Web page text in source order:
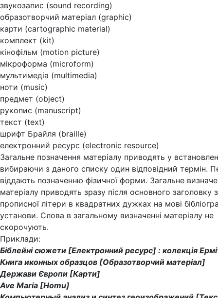
звукозапис (sound recording)
образотворчий матеріал (graphic)
карти (cartographic material)
комплект (kit)
кінофільм (motion picture)
мікроформа (microform)
мультимедіа (multimedia)
ноти (music)
предмет (object)
рукопис (manuscript)
текст (text)
шрифт Брайля (braille)
електронний ресурс (electronic resource)
Загальне позначення матеріалу приводять у
вибираючи з даного списку один відповідний термін.
віддають позначенню фізичної форми. Загальне
матеріалу приводять зразу після основного заголовку з
прописної літери в квадратних дужках на мові
установи. Слова в загальному визначенні матеріалу не
скорочують.
Приклади:
Біблейні сюжети [Електронний ресурс] : колекція
Книга иконных образцов [Образотворчий матеріал]
Держави Європи [Карти]
Ave Maria [Homu]